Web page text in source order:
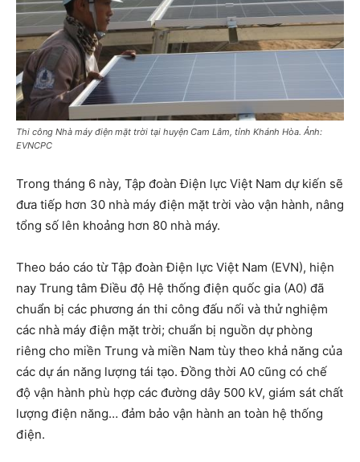
Thi công Nhà máy điện mặt trời tại huyện Cam Lâm, tỉnh Khánh Hòa. Ảnh:
EVNCPC
Trong tháng 6 này, Tập đoàn Điện lực Việt Nam dự kiến sẽ
đưa tiếp hơn 30 nhà máy điện mặt trời vào vận hành, nâng
tổng số lên khoảng hơn 80 nhà máy.
Theo báo cáo từ Tập đoàn Điện lực Việt Nam (EVN), hiện
nay Trung tâm Điều độ Hệ thống điện quốc gia (A0) đã
chuẩn bị các phương án thi công đấu nối và thử nghiệm
các nhà máy điện mặt trời; chuẩn bị nguồn dự phòng
riêng cho miền Trung và miền Nam tùy theo khả năng của
các dự án năng lượng tái tạo. Đồng thời A0 cũng có chế
độ vận hành phù hợp các đường dây 500 kV, giám sát chất
lượng điện năng… đảm bảo vận hành an toàn hệ thống
điện.